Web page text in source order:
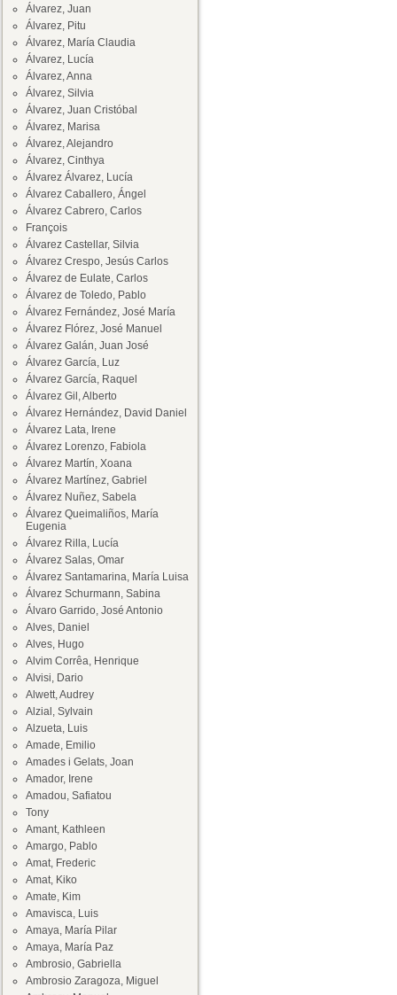
Álvarez, Juan
Álvarez, Pitu
Álvarez, María Claudia
Álvarez, Lucía
Álvarez, Anna
Álvarez, Silvia
Álvarez, Juan Cristóbal
Álvarez, Marisa
Álvarez, Alejandro
Álvarez, Cinthya
Álvarez Álvarez, Lucía
Álvarez Caballero, Ángel
Álvarez Cabrero, Carlos
François
Álvarez Castellar, Silvia
Álvarez Crespo, Jesús Carlos
Álvarez de Eulate, Carlos
Álvarez de Toledo, Pablo
Álvarez Fernández, José María
Álvarez Flórez, José Manuel
Álvarez Galán, Juan José
Álvarez García, Luz
Álvarez García, Raquel
Álvarez Gil, Alberto
Álvarez Hernández, David Daniel
Álvarez Lata, Irene
Álvarez Lorenzo, Fabiola
Álvarez Martín, Xoana
Álvarez Martínez, Gabriel
Álvarez Nuñez, Sabela
Álvarez Queimaliños, María
Eugenia
Álvarez Rilla, Lucía
Álvarez Salas, Omar
Álvarez Santamarina, María Luisa
Álvarez Schurmann, Sabina
Álvaro Garrido, José Antonio
Alves, Daniel
Alves, Hugo
Alvim Corrêa, Henrique
Alvisi, Dario
Alwett, Audrey
Alzial, Sylvain
Alzueta, Luis
Amade, Emilio
Amades i Gelats, Joan
Amador, Irene
Amadou, Safiatou
Tony
Amant, Kathleen
Amargo, Pablo
Amat, Frederic
Amat, Kiko
Amate, Kim
Amavisca, Luis
Amaya, María Pilar
Amaya, María Paz
Ambrosio, Gabriella
Ambrosio Zaragoza, Miguel